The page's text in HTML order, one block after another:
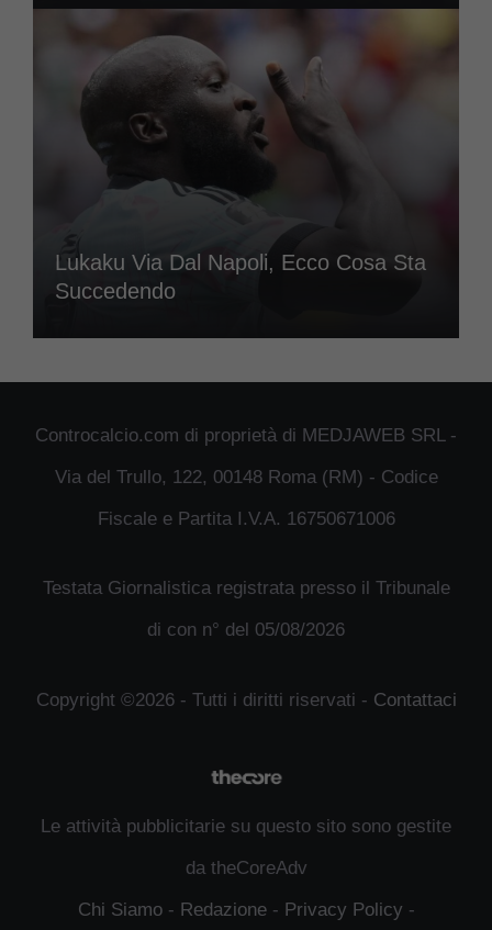
Lukaku Via Dal Napoli, Ecco Cosa Sta
Succedendo
Controcalcio.com di proprietà di MEDJAWEB SRL -
Via del Trullo, 122, 00148 Roma (RM) - Codice
Fiscale e Partita I.V.A. 16750671006
Testata Giornalistica registrata presso il Tribunale
di con n° del 05/08/2026
Copyright ©2026 - Tutti i diritti riservati - Contattaci
Le attività pubblicitarie su questo sito sono gestite
da theCoreAdv
Chi Siamo- Redazione- Privacy Policy -